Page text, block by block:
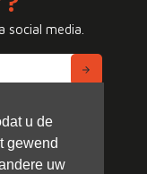
u de
gewend
uw
social media.